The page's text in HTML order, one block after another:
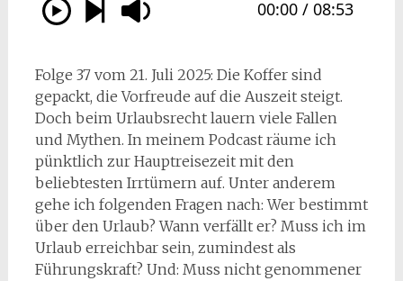
Folge 37 vom 21. Juli 2025: Die Koffer sind
gepackt, die Vorfreude auf die Auszeit steigt.
Doch beim Urlaubsrecht lauern viele Fallen
und Mythen. In meinem Podcast räume ich
pünktlich zur Hauptreisezeit mit den
beliebtesten Irrtümern auf. Unter anderem
gehe ich folgenden Fragen nach: Wer bestimmt
über den Urlaub? Wann verfällt er? Muss ich im
Urlaub erreichbar sein, zumindest als
Führungskraft? Und: Muss nicht genommener